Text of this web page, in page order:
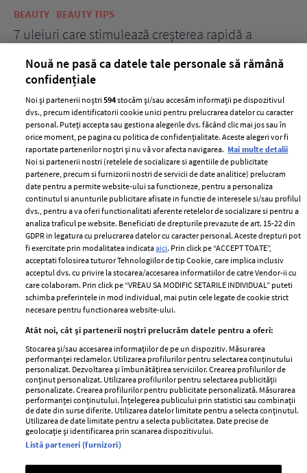
BEAUTY BEAUTY TIPS
7 uleiuri care stimulează creșterea rapidă a
ELLE Style Awards
2024
Despre ELLE
Romania
Contact
Abonamente
Termeni si conditii
Politica de
confidențialitate
Politica de cookies
Publicitate
GSP
Unica
Baby
Retete
femei
Viva
Avantaje
Retete practice
Pariază responsabil! Decizia ONJN nr. 821/25.09.2025.
Jocurile de noroc sunt interzise minorilor.
Nouă ne pasă ca datele tale personale să rămână
confidențiale
Noi și partenerii noștri594stocăm și/sau accesăm informații pe dispozitivul
dvs., precum identificatorii cookie unici pentru prelucrarea datelor cu caracter
personal. Puteți accepta sau gestiona alegerile dvs. făcând clic mai jos sau în
orice moment, pe pagina cu politica de confidențialitate. Aceste alegeri vor fi
raportate partenerilor noștri și nu vă vor afecta navigarea. Mai multe detalii
Noi si partenerii nostri (retelele de socializare si agentiile de publicitate
partenere, precum si furnizorii nostri de servicii de date analitice) prelucram
date pentru a permite website-ului sa functioneze, pentru a personaliza
continutul si anunturile publicitare afisate in functie de interesele si/sau profilul
dvs., pentru a va oferi functionalitati aferente retelelor de socializare si pentru a
analiza traficul pe website. Beneficiati de drepturile prevazute de art. 15-22 din
GDPR in legatura cu prelucrarea datelor cu caracter personal. Aceste drepturi pot
fi exercitate prin modalitatea indicataaici. Prin click pe “ACCEPT TOATE”,
acceptati folosirea tuturor Tehnologiilor de tip Cookie, care implica inclusiv
acceptul dvs. cu privire la stocarea/accesarea informatiilor de catre Vendor-ii cu
care colaboram. Prin click pe “VREAU SA MODIFIC SETARILE INDIVIDUAL” puteti
schimba preferintele in mod individual, mai putin cele legate de cookie strict
necesare pentru functionarea website-ului.
Atât noi, cât și partenerii noștri prelucrăm datele pentru a oferi:
Stocarea și/sau accesarea informațiilor de pe un dispozitiv. Măsurarea
performanței reclamelor. Utilizarea profilurilor pentru selectarea conținutului
personalizat. Dezvoltarea și îmbunătățirea serviciilor. Crearea profilurilor de
conținut personalizat. Utilizarea profilurilor pentru selectarea publicității
personalizate. Crearea profilurilor pentru publicitate personalizată. Măsurarea
performanței conținutului. Înțelegerea publicului prin statistici sau combinații
de date din surse diferite. Utilizarea datelor limitate pentru a selecta conținutul.
Utilizarea de date limitate pentru a selecta publicitatea. Date precise de
geolocație și identificarea prin scanarea dispozitivului.
Listă parteneri (furnizori)